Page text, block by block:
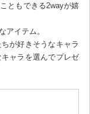
ともできる2wayが嬉
アイテム。
が好きそうなキャラ
ャラを選んでプレゼ